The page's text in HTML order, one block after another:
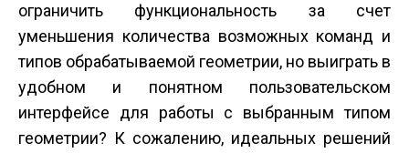
ограничить функциональность за счет
уменьшения количества возможных команд и
типов обрабатываемой геометрии, но выиграть в
удобном и понятном пользовательском
интерфейсе для работы с выбранным типом
геометрии? К сожалению, идеальных решений